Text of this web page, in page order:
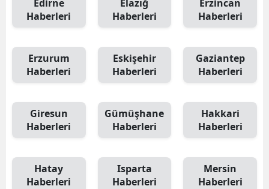
Edirne
Haberleri
Elazığ
Haberleri
Erzincan
Haberleri
Erzurum
Haberleri
Eskişehir
Haberleri
Gaziantep
Haberleri
Giresun
Haberleri
Gümüşhane
Haberleri
Hakkari
Haberleri
Hatay
Haberleri
Isparta
Haberleri
Mersin
Haberleri